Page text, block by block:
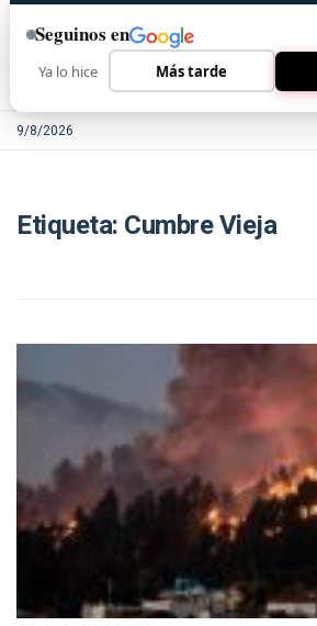
9/8/2026
Etiqueta: Cumbre Vieja
Seguinos en
Ya lo hice Más tarde